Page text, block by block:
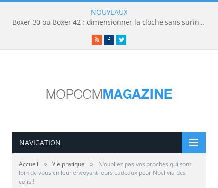
NOUVEAUX
Boxer 30 ou Boxer 42 : dimensionner la cloche sans surinvestir
RSSFacebookTwitter
NAVIGATION
Accueil » Vie pratique »
N’oubliez pas vos proches qui sont
loin de vous en leur envoyant leurs cadeaux pour Noel via des
colis !